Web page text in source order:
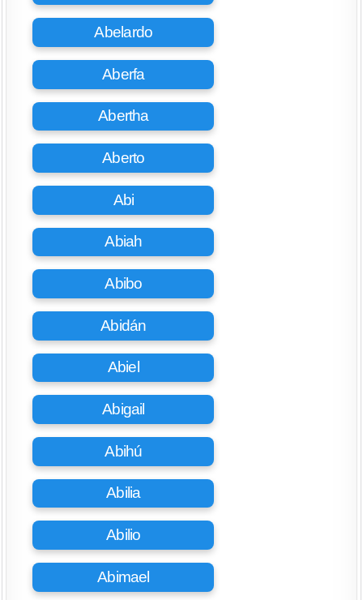
Abelardo
Aberfa
Abertha
Aberto
Abi
Abiah
Abibo
Abidán
Abiel
Abigail
Abihú
Abilia
Abilio
Abimael